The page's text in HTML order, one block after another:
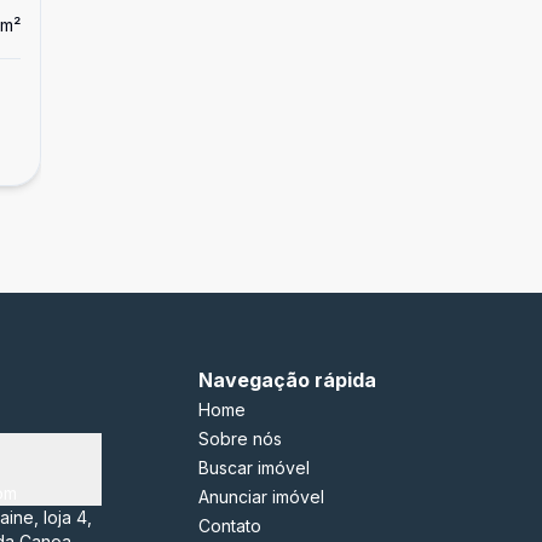
m²
loja 4,
Navegação rápida
Home
Sobre nós
Buscar imóvel
Anunciar imóvel
Contato